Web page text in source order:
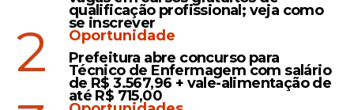
Vídeo
Deputado Pastor
Isidório pede fim da
qualificação profissional; veja como
se inscrever
2
Oportunidade
Prefeitura abre concurso para
Técnico de Enfermagem com salário
de R$ 3.567,96 + vale-alimentação de
até R$ 715,00